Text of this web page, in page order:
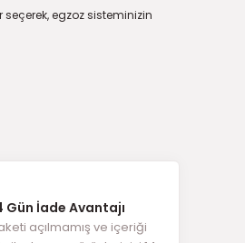
seçerek, egzoz sisteminizin
Gün İade Avantajı
açılmamış ve içeriği